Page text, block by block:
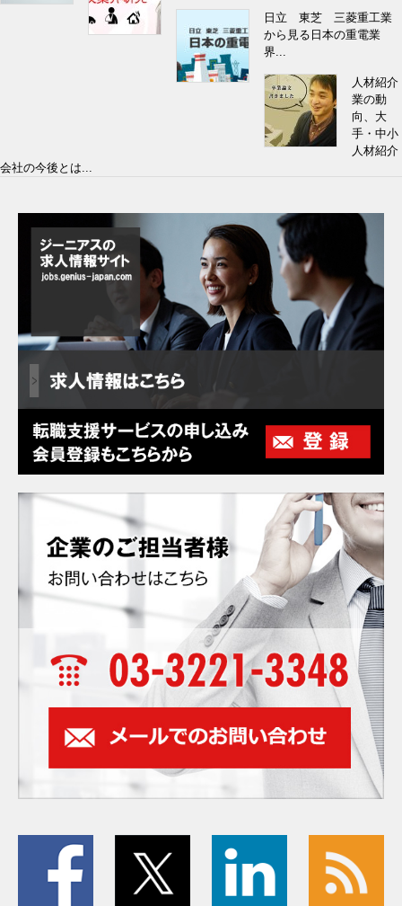
日立 東芝 三菱重工業
から見る日本の重電業
界...
人材紹介
業の動
向、大
手・中小
人材紹介
会社の今後とは...